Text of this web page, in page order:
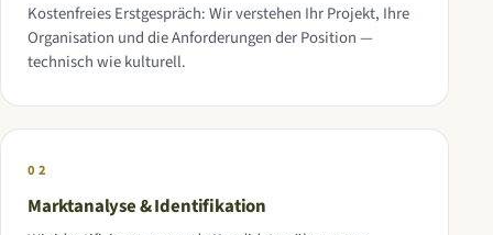
Kostenfreies Erstgespräch: Wir verstehen Ihr Projekt, Ihre
Organisation und die Anforderungen der Position —
technisch wie kulturell.
02
Marktanalyse & Identifikation